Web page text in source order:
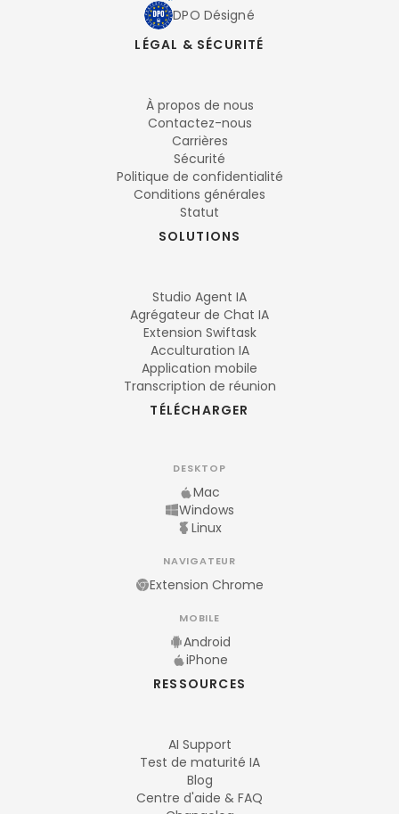
DPO Désigné
LÉGAL & SÉCURITÉ
À propos de nous
Contactez-nous
Carrières
Sécurité
Politique de confidentialité
Conditions générales
Statut
SOLUTIONS
Studio Agent IA
Agrégateur de Chat IA
Extension Swiftask
Acculturation IA
Application mobile
Transcription de réunion
TÉLÉCHARGER
DESKTOP
Mac
Windows
Linux
NAVIGATEUR
Extension Chrome
MOBILE
Android
iPhone
RESSOURCES
AI Support
Test de maturité IA
Blog
Centre d'aide & FAQ